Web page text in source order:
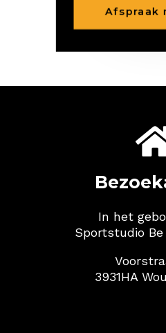
Afspraak
In het
Sportstudio
3931HA